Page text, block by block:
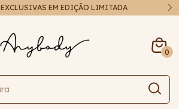
FRETE EXPRESSO EM ATÉ 48H
0